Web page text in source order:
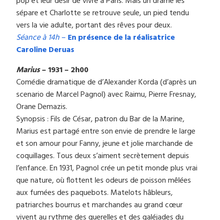
sépare et Charlotte se retrouve seule, un pied tendu
vers la vie adulte, portant des rêves pour deux.
Séance à 14h– En présence de la réalisatrice
Caroline Deruas
Marius– 1931 – 2h00
Comédie dramatique de d’Alexander Korda (d’après un
scenario de Marcel Pagnol) avec Raimu, Pierre Fresnay,
Orane Demazis.
Synopsis : Fils de César, patron du Bar de la Marine,
Marius est partagé entre son envie de prendre le large
et son amour pour Fanny, jeune et jolie marchande de
coquillages. Tous deux s’aiment secrètement depuis
l’enfance. En 1931, Pagnol crée un petit monde plus vrai
que nature, où flottent les odeurs de poisson mêlées
aux fumées des paquebots. Matelots hâbleurs,
patriarches bourrus et marchandes au grand cœur